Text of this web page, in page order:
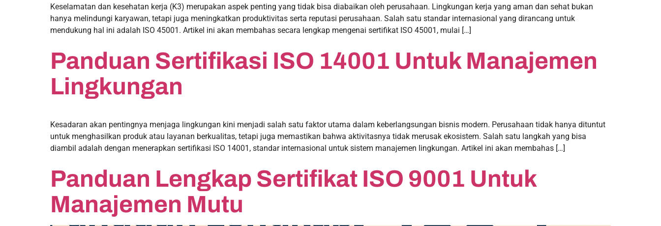
Keselamatan dan kesehatan kerja (K3) merupakan aspek penting yang tidak bisa diabaikan oleh perusahaan. Lingkungan kerja yang aman dan sehat bukan
hanya melindungi karyawan, tetapi juga meningkatkan produktivitas serta reputasi perusahaan. Salah satu standar internasional yang dirancang untuk
mendukung hal ini adalah ISO 45001. Artikel ini akan membahas secara lengkap mengenai sertifikat ISO 45001, mulai […]
Panduan Sertifikasi ISO 14001 Untuk Manajemen
Lingkungan
Kesadaran akan pentingnya menjaga lingkungan kini menjadi salah satu faktor utama dalam keberlangsungan bisnis modern. Perusahaan tidak hanya dituntut
untuk menghasilkan produk atau layanan berkualitas, tetapi juga memastikan bahwa aktivitasnya tidak merusak ekosistem. Salah satu langkah yang bisa
diambil adalah dengan menerapkan sertifikasi ISO 14001, standar internasional untuk sistem manajemen lingkungan. Artikel ini akan membahas […]
Panduan Lengkap Sertifikat ISO 9001 Untuk
Manajemen Mutu